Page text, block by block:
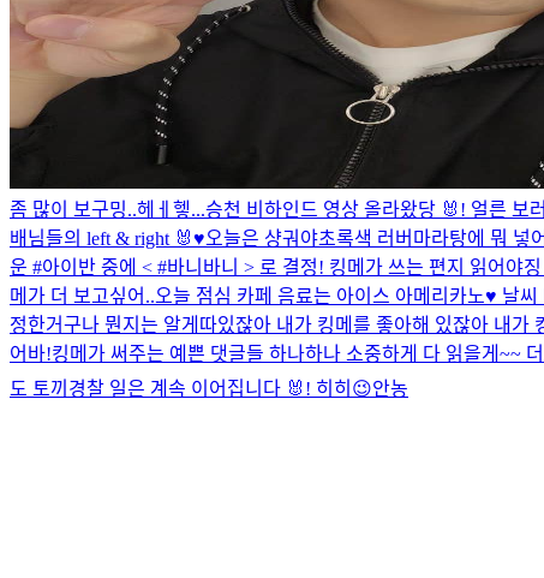
좀 많이 보구밍..헤ㅔ헿...승천 비하인드 영상 올라왔당 🐰! 얼른 보
배님들의 left & right 🐰♥️오늘은 샹궈야초록색 러버 마라탕에 뭐 넣
운 #아이반 중에 < #바니바니 > 로 결정! 킹메가 쓰는 편지 읽어야징
메가 더 보고싶어..오늘 점심 카페 음료는 아이스 아메리카노♥️ 날
정한거구나 뭔지는 알게따있잖아 내가 킹메를 좋아해 있잖아 내가
어바!킹메가 써주는 예쁜 댓글들 하나하나 소중하게 다 읽을게~~
도 토끼경찰 일은 계속 이어집니다 🐰! 히히 😉안농